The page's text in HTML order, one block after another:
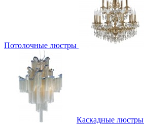
Потолочные люстры
Каскадные люстры